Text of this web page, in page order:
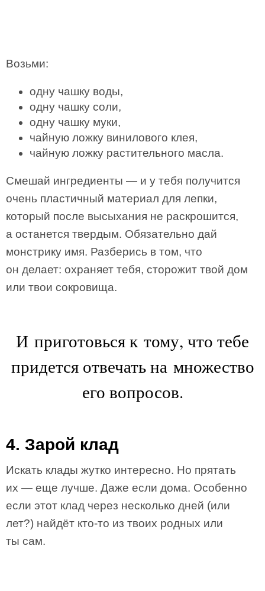
Возьми:
одну чашку воды,
одну чашку соли,
одну чашку муки,
чайную ложку винилового клея,
чайную ложку растительного масла.
Смешай ингредиенты — и у тебя получится
очень пластичный материал для лепки,
который после высыхания не раскрошится,
а останется твердым. Обязательно дай
монстрику имя. Разберись в том, что
он делает: охраняет тебя, сторожит твой дом
или твои сокровища.
И приготовься к тому, что тебе
придется отвечать на множество
его вопросов.
4. Зарой клад
Искать клады жутко интересно. Но прятать
их — еще лучше. Даже если дома. Особенно
если этот клад через несколько дней (или
лет?) найдёт кто-то из твоих родных или
ты сам.